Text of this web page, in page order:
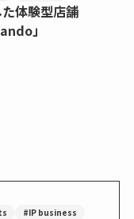
体験型店舗
」
#IP business